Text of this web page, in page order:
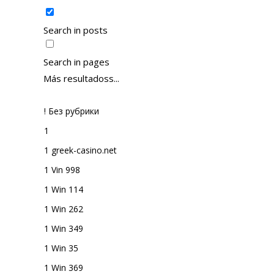
Search in posts
Search in pages
Más resultadoss...
! Без рубрики
1
1 greek-casino.net
1 Vin 998
1 Win 114
1 Win 262
1 Win 349
1 Win 35
1 Win 369